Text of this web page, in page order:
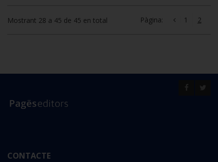
Mostrant 28 a 45 de 45 en total Pàgina: 1 2
CONTACTE